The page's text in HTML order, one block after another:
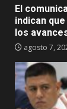
El
indican
los
agosto 7,